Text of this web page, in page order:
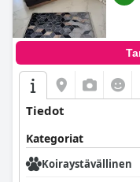
Tiedot
Kategoriat
Koiraystävällinen